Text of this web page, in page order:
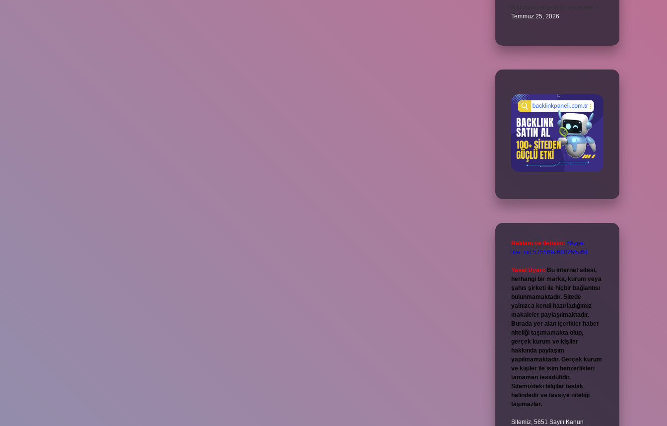
Temmuz 25, 2026
Reklam ve İletişim: Skype:
live:.cid.575569c608265c69
Yasal Uyarı: Bu internet sitesi,
herhangi bir marka, kurum veya
şahıs şirketi ile hiçbir bağlantısı
bulunmamaktadır. Sitede
yalnızca kendi hazırladığımız
makaleler paylaşılmaktadır.
Burada yer alan içerikler haber
niteliği taşımamakta olup,
gerçek kurum ve kişiler
hakkında paylaşım
yapılmamaktadır. Gerçek kurum
ve kişiler ile isim benzerlikleri
tamamen tesadüfidir.
Sitemizdeki bilgiler taslak
halindedir ve tavsiye niteliği
taşımazlar.
Sitemiz, 5651 Sayılı Kanun